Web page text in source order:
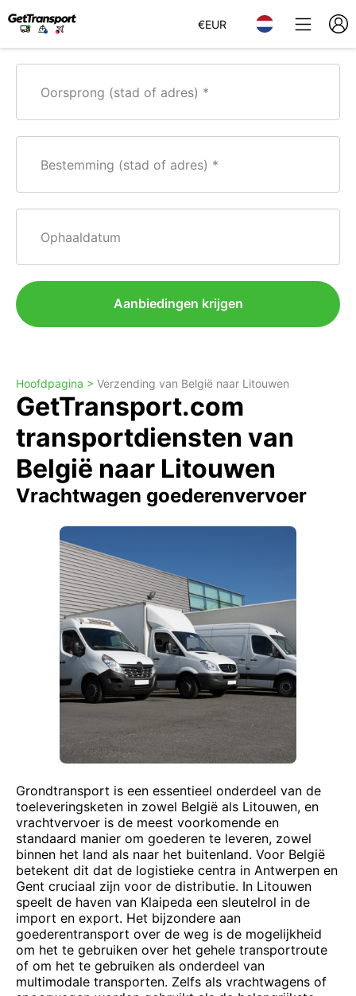
€EUR
Oorsprong (stad of adres)
Bestemming (stad of adres)
Ophaaldatum
Aanbiedingen krijgen
Hoofdpagina > Verzending van België naar Litouwen
GetTransport.com
transportdiensten van
België naar Litouwen
Vrachtwagen goederenvervoer
Grondtransport is een essentieel onderdeel van de
toeleveringsketen in zowel België als Litouwen, en
vrachtvervoer is de meest voorkomende en
standaard manier om goederen te leveren, zowel
binnen het land als naar het buitenland. Voor België
betekent dit dat de logistieke centra in Antwerpen en
Gent cruciaal zijn voor de distributie. In Litouwen
speelt de haven van Klaipeda een sleutelrol in de
import en export. Het bijzondere aan
goederentransport over de weg is de mogelijkheid
om het te gebruiken over het gehele transportroute
of om het te gebruiken als onderdeel van
multimodale transporten. Zelfs als vrachtwagens of